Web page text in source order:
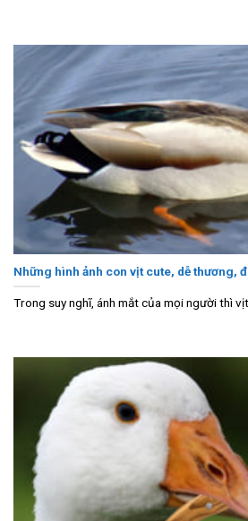
Những hình ảnh con vịt cute, dễ thương,
Trong suy nghĩ, ánh mắt của mọi người thì vịt